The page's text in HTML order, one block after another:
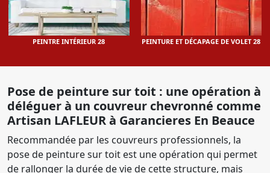
PEINTRE INTÉRIEUR 28 PEINTURE ET DÉCAPAGE DE VOLET 28
Pose de peinture sur toit : une opération à
déléguer à un couvreur chevronné comme
Artisan LAFLEUR à Garancieres En Beauce
Recommandée par les couvreurs professionnels, la
pose de peinture sur toit est une opération qui permet
de rallonger la durée de vie de cette structure, mais